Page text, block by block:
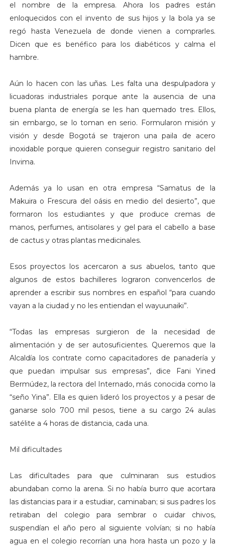
el nombre de la empresa. Ahora los padres están
enloquecidos con el invento de sus hijos y la bola ya se
regó hasta Venezuela de donde vienen a comprarles.
Dicen que es benéfico para los diabéticos y calma el
hambre.
Aún lo hacen con las uñas. Les falta una despulpadora y
licuadoras industriales porque ante la ausencia de una
buena planta de energía se les han quemado tres. Ellos,
sin embargo, se lo toman en serio. Formularon misión y
visión y desde Bogotá se trajeron una paila de acero
inoxidable porque quieren conseguir registro sanitario del
Invima.
Además ya lo usan en otra empresa “Samatus de la
Makuira o Frescura del oásis en medio del desierto”, que
formaron los estudiantes y que produce cremas de
manos, perfumes, antisolares y gel para el cabello a base
de cactus y otras plantas medicinales.
Esos proyectos los acercaron a sus abuelos, tanto que
algunos de estos bachilleres lograron convencerlos de
aprender a escribir sus nombres en español “para cuando
vayan a la ciudad y no les entiendan el wayuunaiki”.
“Todas las empresas surgieron de la necesidad de
alimentación y de ser autosuficientes. Queremos que la
Alcaldía los contrate como capacitadores de panadería y
que puedan impulsar sus empresas”, dice Fani Yined
Bermúdez, la rectora del Internado, más conocida como la
“seño Yina”. Ella es quien lideró los proyectos y a pesar de
ganarse solo 700 mil pesos, tiene a su cargo 24 aulas
satélite a 4 horas de distancia, cada una.
Mil dificultades
Las dificultades para que culminaran sus estudios
abundaban como la arena. Si no había burro que acortara
las distancias para ir a estudiar, caminaban; si sus padres los
retiraban del colegio para sembrar o cuidar chivos,
suspendían el año pero al siguiente volvían; si no había
agua en el colegio recorrían una hora hasta un pozo y la